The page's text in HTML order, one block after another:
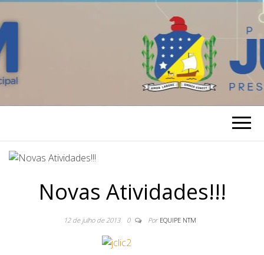
Novas Atividades!!!
12 de julho de 2013 0 Por EQUIPE NTM